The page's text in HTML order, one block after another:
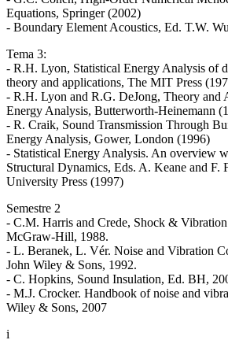
Equations, Springer (2002)
- Boundary Element Acoustics, Ed. T.W.
Tema 3:
- R.H. Lyon, Statistical Energy Analysis of
theory and applications, The MIT Press
- R.H. Lyon and R.G. DeJong, Theory and
Energy Analysis, Butterworth-Heinemann
- R. Craik, Sound Transmission Through
Energy Analysis, Gower, London (1996)
- Statistical Energy Analysis. An overview
Structural Dynamics, Eds. A. Keane and F.
University Press (1997)
Semestre 2
- C.M. Harris and Crede, Shock &
McGraw-Hill, 1988.
- L. Beranek, L. Vér. Noise and Vibration
John Wiley & Sons, 1992.
- C. Hopkins, Sound Insulation, Ed. BH,
- M.J. Crocker. Handbook of noise and
Wiley & Sons, 2007
i